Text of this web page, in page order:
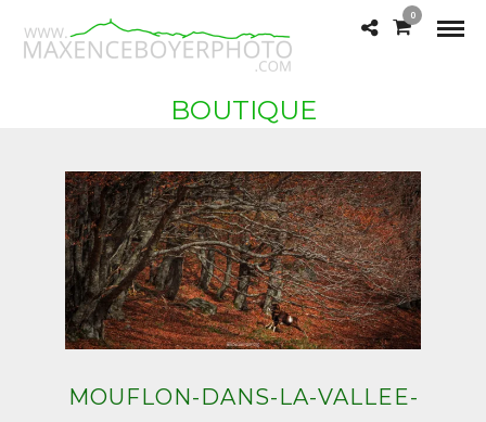
0
BOUTIQUE
MOUFLON-DANS-LA-VALLEE-